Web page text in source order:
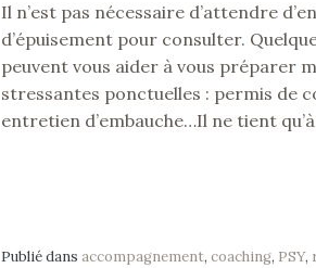
Il n’est pas nécessaire d’attendre
d’épuisement pour consulter.
peuvent vous aider à vous préparer
stressantes ponctuelles : permis de
entretien d’embauche…Il ne tient
Publié dansaccompagnement,coaching, PSY,